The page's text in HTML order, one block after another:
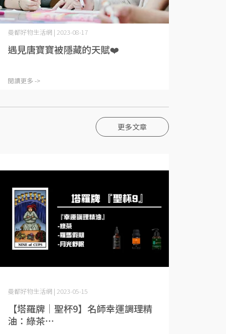
曼都好物生活網 | 2023-08-17
遇見唐寶寶被隱藏的天賦❤️
閱讀更多 ->
更多文章
曼都好物生活網 | 2023-05-15
【塔羅牌│聖杯9】名師幸運調理精
油：綠茶⋯